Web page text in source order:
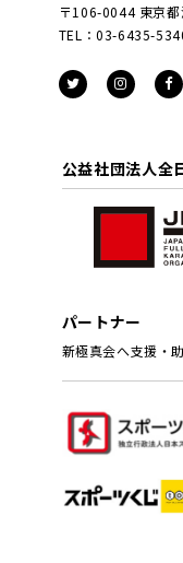
〒106-0044 東京
TEL：03-6435-
公益社団法人全
パートナー
新極真会へ支援・